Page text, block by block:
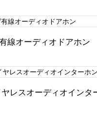
線オーディオドアホン
レスオーディオインタ